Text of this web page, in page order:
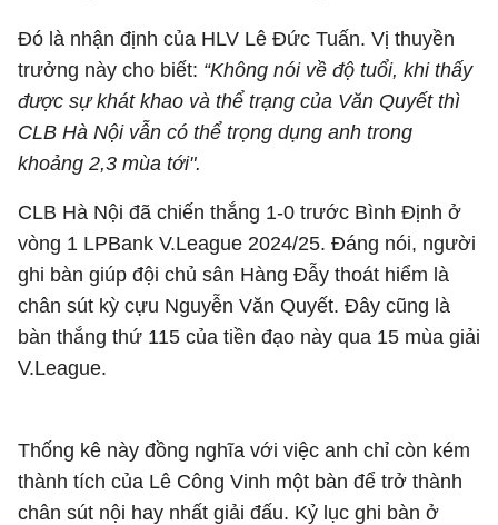
Đó là nhận định của HLV Lê Đức Tuấn. Vị thuyền
trưởng này cho biết: “Không nói về độ tuổi, khi thấy
được sự khát khao và thể trạng của Văn Quyết thì
CLB Hà Nội vẫn có thể trọng dụng anh trong
khoảng 2,3 mùa tới".
CLB Hà Nội đã chiến thắng 1-0 trước Bình Định ở
vòng 1 LPBank V.League 2024/25. Đáng nói, người
ghi bàn giúp đội chủ sân Hàng Đẫy thoát hiểm là
chân sút kỳ cựu Nguyễn Văn Quyết. Đây cũng là
bàn thắng thứ 115 của tiền đạo này qua 15 mùa giải
V.League.
Thống kê này đồng nghĩa với việc anh chỉ còn kém
thành tích của Lê Công Vinh một bàn để trở thành
chân sút nội hay nhất giải đấu. Kỷ lục ghi bàn ở